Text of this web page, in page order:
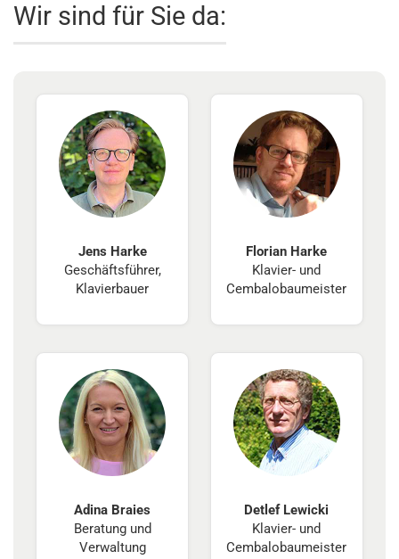
Wir sind für Sie da:
Jens Harke
Geschäftsführer,
Klavierbauer
Florian Harke
Klavier- und
Cembalobaumeister
Adina Braies
Beratung und
Verwaltung
Detlef Lewicki
Klavier- und
Cembalobaumeister